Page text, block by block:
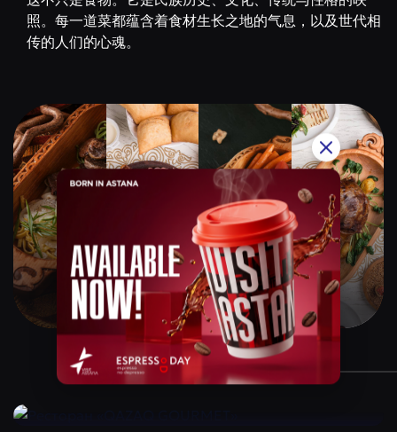
照。每一道菜都蕴含着食材生长之地的气息，以及世代相
传的人们的心魂。
Qazaq Gourmet
$$$$$
Instagram:@qazaq.gourmet